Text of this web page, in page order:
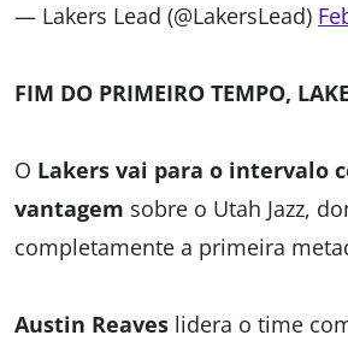
— Lakers Lead (@LakersLead)
FIM DO PRIMEIRO TEMPO,
O Lakers vai para o intervalo
vantagem sobre o Utah Jazz,
completamente a primeira
Austin Reaves lidera o time